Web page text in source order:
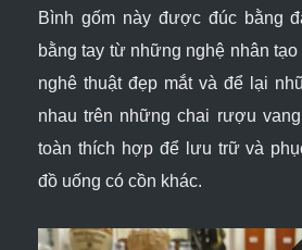
Bình gốm này được đúc bằng
bằng tay từ những nghệ nhân
nghê thuật đẹp mắt và để lại
nhau trên những chai rượu
toàn thích hợp để lưu trữ và
đồ uống có cồn khác.